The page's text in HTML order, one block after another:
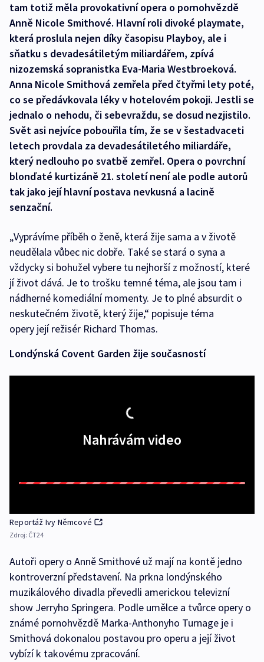
tam totiž měla provokativní opera o pornohvězdě
Anně Nicole Smithové. Hlavní roli divoké playmate,
která proslula nejen díky časopisu Playboy, ale i
sňatku s devadesátiletým miliardářem, zpívá
nizozemská sopranistka Eva-Maria Westbroeková.
Anna Nicole Smithová zemřela před čtyřmi lety poté,
co se předávkovala léky v hotelovém pokoji. Jestli se
jednalo o nehodu, či sebevraždu, se dosud nezjistilo.
Svět asi nejvíce pobouřila tím, že se v šestadvaceti
letech provdala za devadesátiletého miliardáře,
který nedlouho po svatbě zemřel. Opera o povrchní
blonďaté kurtizáně 21. století není ale podle autorů
tak jako její hlavní postava nevkusná a lacině
senzační.
„Vyprávíme příběh o ženě, která žije sama a v životě
neudělala vůbec nic dobře. Také se stará o syna a
vždycky si bohužel vybere tu nejhorší z možností, které
jí život dává. Je to trošku temné téma, ale jsou tam i
nádherné komediální momenty. Je to plné absurdit o
neskutečném životě, který žije,“ popisuje téma
opery její režisér Richard Thomas.
Londýnská Covent Garden žije současností
Nahrávám video
Reportáž Ivy Němcové
Zdroj: ČT24
Autoři opery o Anně Smithové už mají na kontě jedno
kontroverzní představení. Na prkna londýnského
muzikálového divadla převedli americkou televizní
show Jerryho Springera. Podle umělce a tvůrce opery o
známé pornohvězdě Marka-Anthonyho Turnage je i
Smithová dokonalou postavou pro operu a její život
vybízí k takovému zpracování.